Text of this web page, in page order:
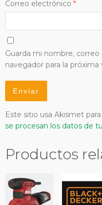
Correo electrónico *
Guarda mi nombre,
navegador para la
Este sitio usa Akismet
se procesan los datos de
Productos